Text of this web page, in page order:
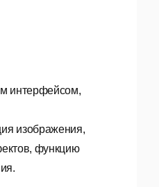
интерфейсом,
изображения,
функцию